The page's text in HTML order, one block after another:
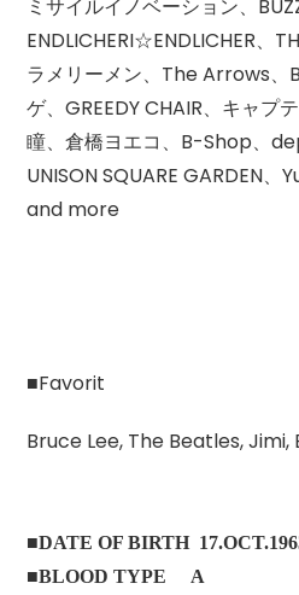
ミサイルイノベーション、
ENDLICHERI☆ENDLICHER、
ラメリーメン、The Arrows、
ゲ、GREEDY CHAIR、キャプ
瞳、倉橋ヨエコ、B-Shop、
UNISON SQUARE GARDEN、
and more
■Favorit
Bruce Lee, The Beatles,
■DATE OF BIRTH
■BLOOD TYPE
A